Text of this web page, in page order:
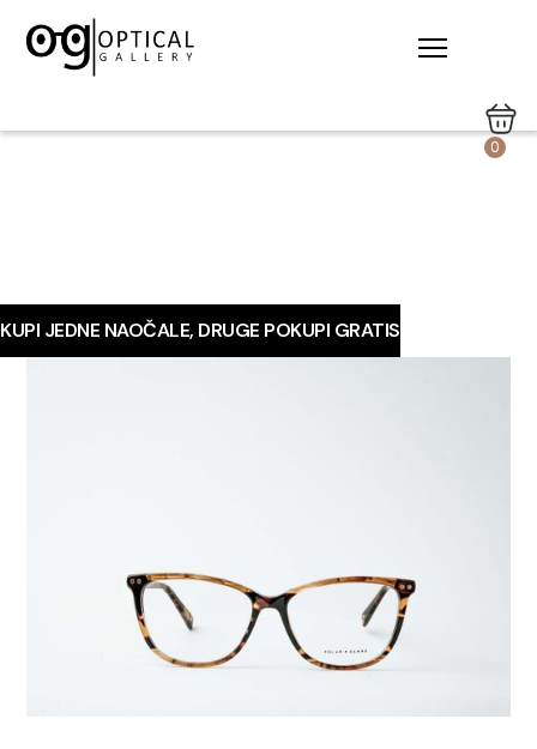
0
KUPI JEDNE NAOČALE, DRUGE POKUPI GRATIS